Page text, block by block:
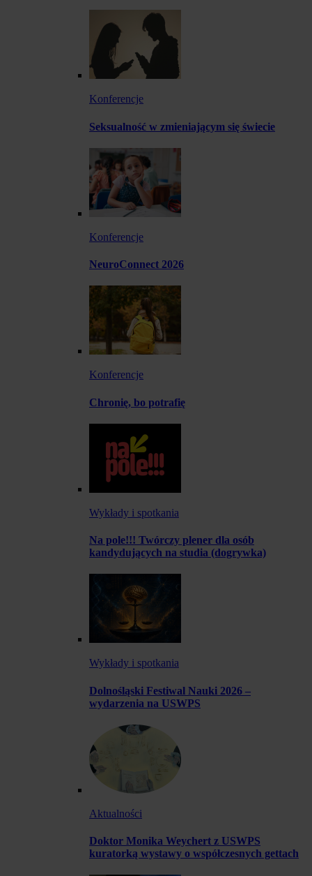
Konferencje
Seksualność w zmieniającym się świecie
Konferencje
NeuroConnect 2026
Konferencje
Chronię, bo potrafię
Wykłady i spotkania
Na pole!!! Twórczy plener dla osób
kandydujących na studia (dogrywka)
Wykłady i spotkania
Dolnośląski Festiwal Nauki 2026 –
wydarzenia na USWPS
Aktualności
Doktor Monika Weychert z USWPS
kuratorką wystawy o współczesnych gettach